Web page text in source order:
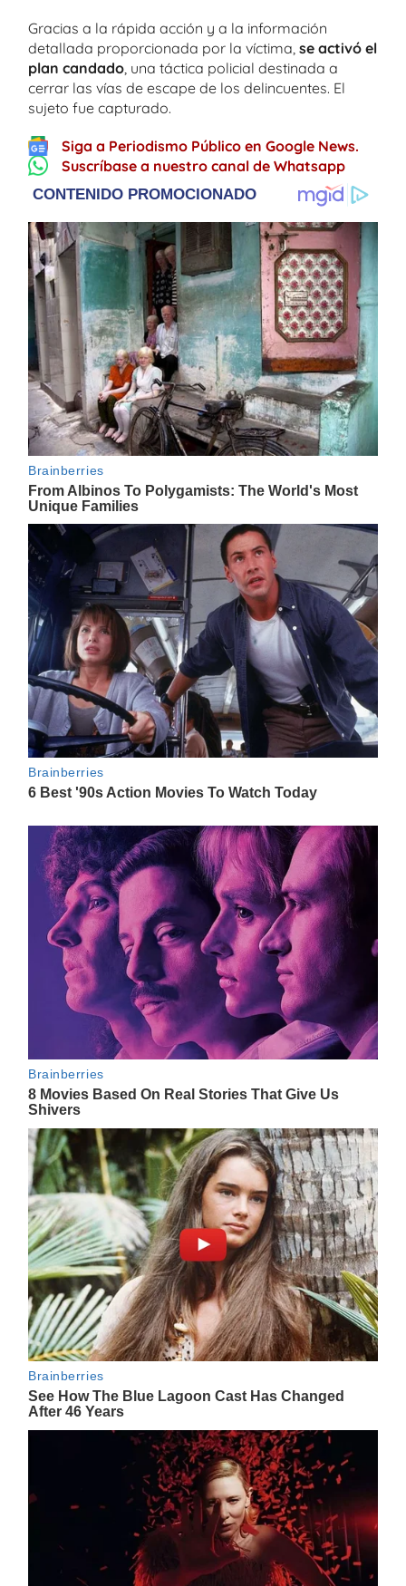
Gracias a la rápida acción y a la información
detallada proporcionada por la víctima, se activó el
plan candado , una táctica policial destinada a
cerrar las vías de escape de los delincuentes. El
sujeto fue capturado.
Siga a Periodismo Público en Google News.
Suscríbase a nuestro canal de Whatsapp